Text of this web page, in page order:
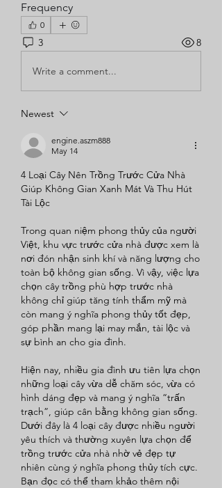
Frequency
0
3 8
Write a comment...
Newest
engine.aszm888
May 14
4 Loại Cây Nên Trồng Trước Cửa Nhà
Giúp Không Gian Xanh Mát Và Thu Hút
Tài Lộc
Trong quan niệm phong thủy của người
Việt, khu vực trước cửa nhà được xem là
nơi đón nhận sinh khí và năng lượng cho
toàn bộ không gian sống. Vì vậy, việc lựa
chọn cây trồng phù hợp trước nhà
không chỉ giúp tăng tính thẩm mỹ mà
còn mang ý nghĩa phong thủy tốt đẹp,
góp phần mang lại may mắn, tài lộc và
sự bình an cho gia đình.
Hiện nay, nhiều gia đình ưu tiên lựa chọn
những loại cây vừa dễ chăm sóc, vừa có
hình dáng đẹp và mang ý nghĩa “trấn
trạch”, giúp cân bằng không gian sống.
Dưới đây là 4 loại cây được nhiều người
yêu thích và thường xuyên lựa chọn để
trồng trước cửa nhà nhờ vẻ đẹp tự
nhiên cùng ý nghĩa phong thủy tích cực.
Bạn đọc có thể tham khảo thêm nội